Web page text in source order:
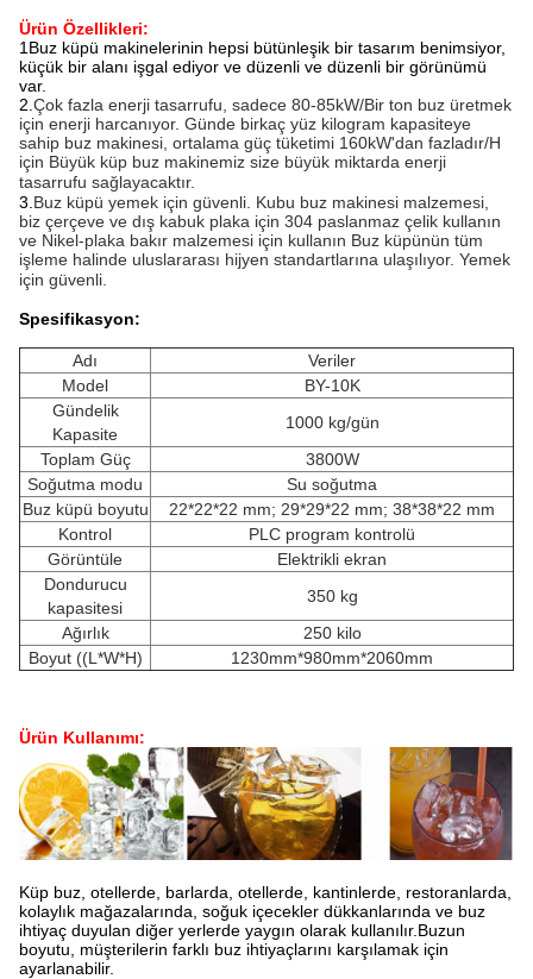
Ürün Özellikleri:
1Buz küpü makinelerinin hepsi bütünleşik bir tasarım benimsiyor,
küçük bir alanı işgal ediyor ve düzenli ve düzenli bir görünümü
var.
2. Çok fazla enerji tasarrufu, sadece 80-85kW/Bir ton buz üretmek
için enerji harcanıyor. Günde birkaç yüz kilogram kapasiteye
sahip buz makinesi, ortalama güç tüketimi 160kW'dan fazladır/H
için Büyük küp buz makinemiz size büyük miktarda enerji
tasarrufu sağlayacaktır.
3. Buz küpü yemek için güvenli. Kubu buz makinesi malzemesi,
biz çerçeve ve dış kabuk plaka için 304 paslanmaz çelik kullanın
ve Nikel-plaka bakır malzemesi için kullanın Buz küpünün tüm
işleme halinde uluslararası hijyen standartlarına ulaşılıyor. Yemek
için güvenli.
Spesifikasyon:
Adı
Veriler
Model
BY-10K
Gündelik
Kapasite
1000 kg/gün
Toplam Güç
3800W
Soğutma modu
Su soğutma
Buz küpü boyutu
22*22*22 mm; 29*29*22 mm; 38*38*22 mm
Kontrol
PLC program kontrolü
Görüntüle
Elektrikli ekran
Dondurucu
kapasitesi
350 kg
Ağırlık
250 kilo
Boyut ((L*W*H)
1230mm*980mm*2060mm
Ürün Kullanımı:
Küp buz, otellerde, barlarda, otellerde, kantinlerde, restoranlarda,
kolaylık mağazalarında, soğuk içecekler dükkanlarında ve buz
ihtiyaç duyulan diğer yerlerde yaygın olarak kullanılır.Buzun
boyutu, müşterilerin farklı buz ihtiyaçlarını karşılamak için
ayarlanabilir.